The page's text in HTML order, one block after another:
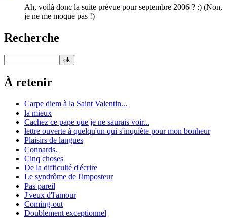
Ah, voilà donc la suite prévue pour septembre 2006 ? :) (Non,
je ne me moque pas !)
Recherche
À retenir
Carpe diem à la Saint Valentin...
la mieux
Cachez ce pape que je ne saurais voir...
lettre ouverte à quelqu'un qui s'inquiète pour mon bonheur
Plaisirs de langues
Connards.
Cinq choses
De la difficulté d'écrire
Le syndrôme de l'imposteur
Pas pareil
J'veux d'l'amour
Coming-out
Doublement exceptionnel